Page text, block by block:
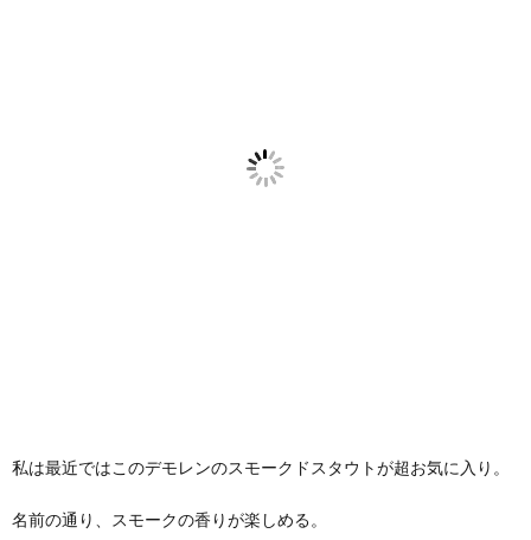
私は最近ではこのデモレンのスモークドスタウトが超お気に入り。
名前の通り、スモークの香りが楽しめる。